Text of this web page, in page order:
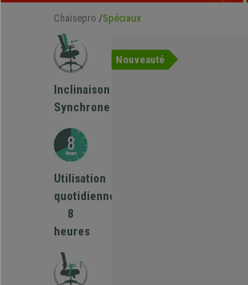
Chaisepro Spéciaux
Inclinaison
Synchrone
Utilisation
quotidienne
8
heures
Nouveauté